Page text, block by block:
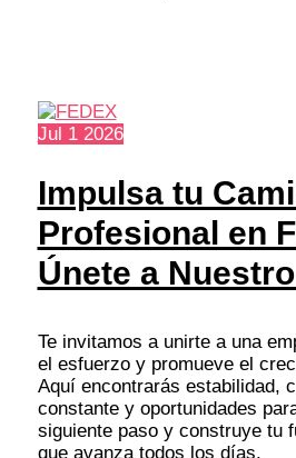
Jul 1 2026
Impulsa tu
Profesional en
Únete a
Te invitamos a unirte a una
el esfuerzo y promueve el
Aquí encontrarás estabilidad,
constante y oportunidades
siguiente paso y construye tu
que avanza todos los días.